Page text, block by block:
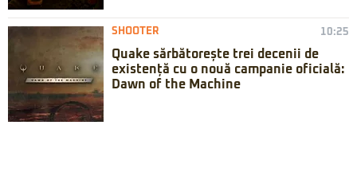
SHOOTER 10:25
Quake sărbătorește trei decenii de
existență cu o nouă campanie oficială:
Dawn of the Machine